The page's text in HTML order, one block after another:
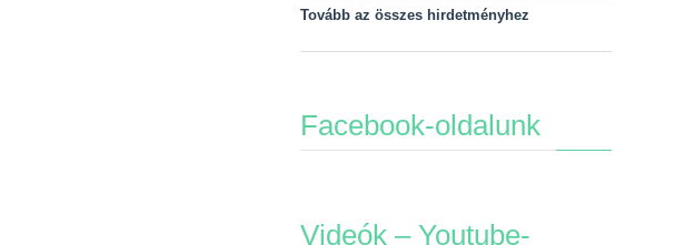
Tovább az összes hirdetményhez
Facebook-oldalunk
Videók – Youtube-